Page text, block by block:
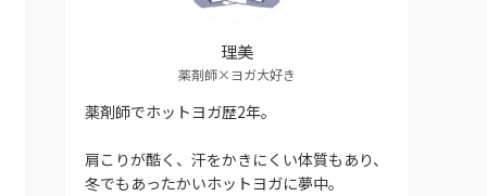
理美
薬剤師×ヨガ大好き
薬剤師でホットヨガ歴2年。
肩こりが酷く、汗をかきにくい体質もあり、
冬でもあったかいホットヨガに夢中。